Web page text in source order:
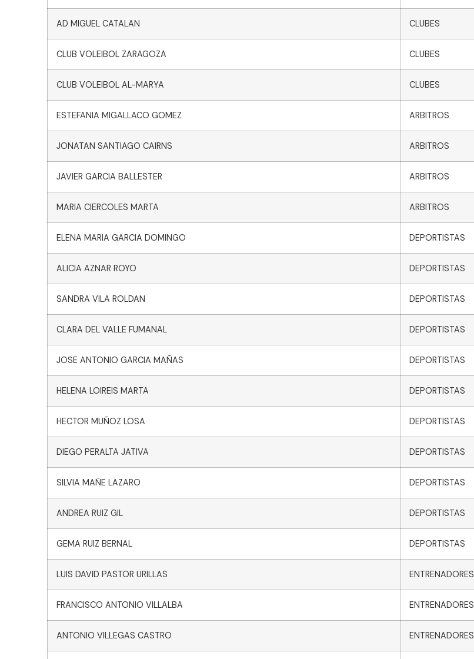
AD MIGUEL CATALAN CLUBES
CLUB VOLEIBOL ZARAGOZA CLUBES
CLUB VOLEIBOL AL-MARYA CLUBES
ESTEFANIA MIGALLACO GOMEZ ARBITROS
JONATAN SANTIAGO CAIRNS ARBITROS
JAVIER GARCIA BALLESTER ARBITROS
MARIA CIERCOLES MARTA ARBITROS
ELENA MARIA GARCIA DOMINGO DEPORTISTAS
ALICIA AZNAR ROYO DEPORTISTAS
SANDRA VILA ROLDAN DEPORTISTAS
CLARA DEL VALLE FUMANAL DEPORTISTAS
JOSE ANTONIO GARCIA MAÑAS DEPORTISTAS
HELENA LOIREIS MARTA DEPORTISTAS
HECTOR MUÑOZ LOSA DEPORTISTAS
DIEGO PERALTA JATIVA DEPORTISTAS
SILVIA MAÑE LAZARO DEPORTISTAS
ANDREA RUIZ GIL DEPORTISTAS
GEMA RUIZ BERNAL DEPORTISTAS
LUIS DAVID PASTOR URILLAS ENTRENADORES
FRANCISCO ANTONIO VILLALBA ENTRENADORES
ANTONIO VILLEGAS CASTRO ENTRENADORES